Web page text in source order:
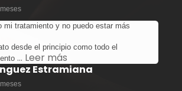
mi tratamiento y no puedo estar más
desde el principio como todo el
… Leer más
Estramiana